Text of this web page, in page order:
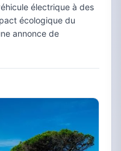
électrique à des
écologique du
annonce de